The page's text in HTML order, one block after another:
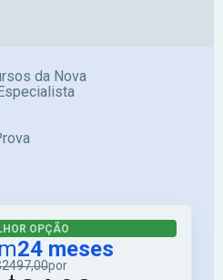
da Nova
OPÇÃO
24 meses
por